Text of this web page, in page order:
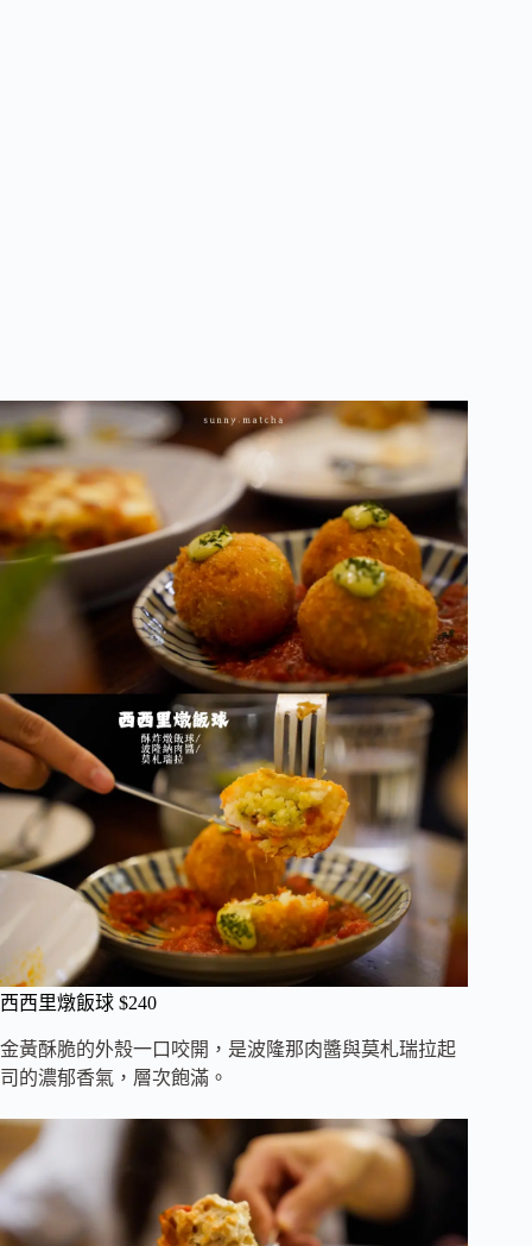
西西里燉飯球 $240
金黃酥脆的外殼一口咬開，是波隆那肉醬與莫札瑞拉起
司的濃郁香氣，層次飽滿。